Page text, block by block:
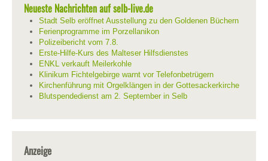
Neueste Nachrichten auf selb-live.de
Stadt Selb eröffnet Ausstellung zu den Goldenen Büchern
Ferienprogramme im Porzellanikon
Polizeibericht vom 7.8.
Erste-Hilfe-Kurs des Malteser Hilfsdienstes
ENKL verkauft Meilerkohle
Klinikum Fichtelgebirge warnt vor Telefonbetrügern
Kirchenführung mit Orgelklängen in der Gottesackerkirche
Blutspendedienst am 2. September in Selb
Anzeige